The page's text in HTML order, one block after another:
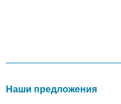
Наши предложения